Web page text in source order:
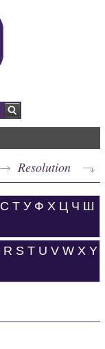
Resolution
С Т У Ф Х Ц Ч Ш
R S T U V W X Y